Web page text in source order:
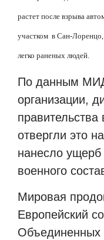
растет после взрыва
участком в Сан-
легко раненых людей.
По данным
организации,
правительства
отвергли это
нанесло
военного
Мировая
Европейский
Объединенных